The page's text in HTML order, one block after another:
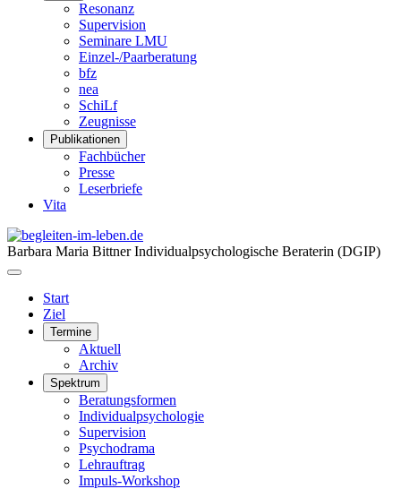
Resonanz
Supervision
Seminare LMU
Einzel-/Paarberatung
bfz
nea
SchiLf
Zeugnisse
Publikationen
Fachbücher
Presse
Leserbriefe
Vita
Barbara Maria BittnerIndividualpsychologische Beraterin (DGIP)
Start
Ziel
Termine
Aktuell
Archiv
Spektrum
Beratungsformen
Individualpsychologie
Supervision
Psychodrama
Lehrauftrag
Impuls-Workshop